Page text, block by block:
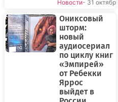
Новости- 31
Ониксовый
шторм:
новый
аудиосериал
по циклу книг
«Эмпирей»
от Ребекки
Яррос
выйдет в